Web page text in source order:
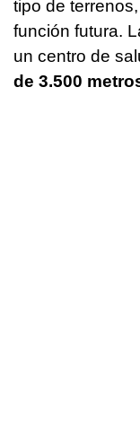
tipo de
función futura.
un centro de
de 3.500